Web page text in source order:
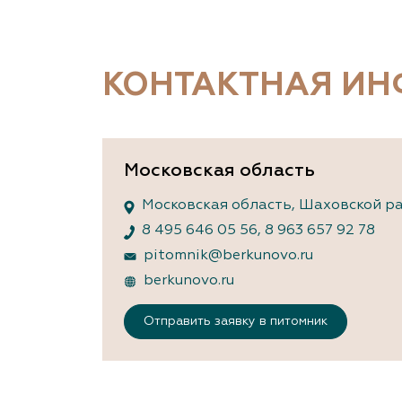
КОНТАКТНАЯ
Московская область
Московская область, Шаховской
8 495 646 05 56, 8 963 657 92 78
pitomnik@berkunovo.ru
berkunovo.ru
Отправить заявку в питомник